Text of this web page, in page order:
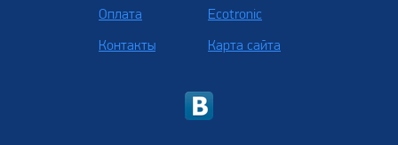
Оплата
Контакты
Ecotronic
Карта сайта